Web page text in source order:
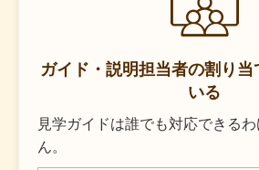
ガイド・説明担当者の割り
いる
見学ガイドは誰でも対応できる
ん。